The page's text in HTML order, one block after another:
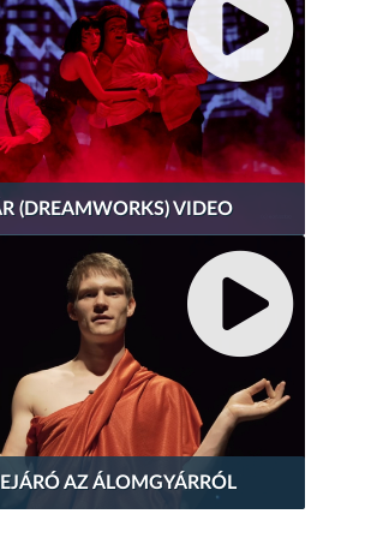
(DREAMWORKS) VIDEO
AZ ÁLOMGYÁRRÓL